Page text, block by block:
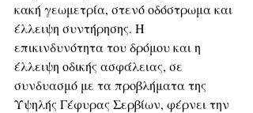
κακή γεωμετρία, στενό οδόστρωμα και
έλλειψη συντήρησης. Η
επικινδυνότητα του δρόμου και η
έλλειψη οδικής ασφάλειας, σε
συνδυασμό με τα προβλήματα της
Υψηλής Γέφυρας Σερβίων, φέρνει την